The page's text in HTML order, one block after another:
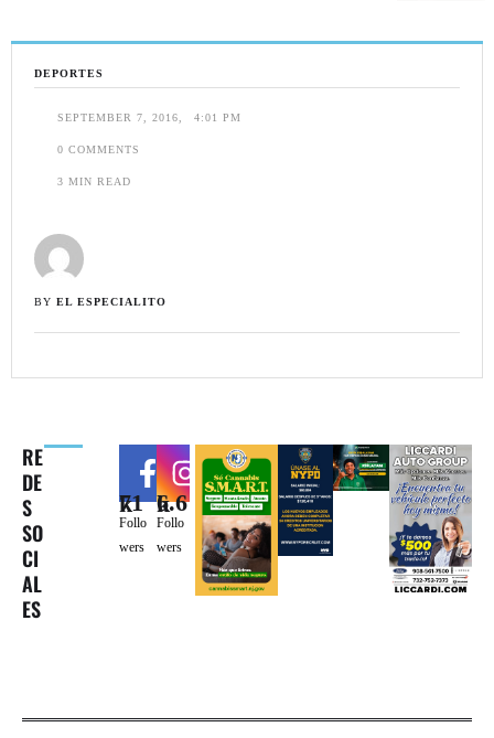
DEPORTES
SEPTEMBER 7, 2016 4:01 PM
0 COMMENTS
3 MIN READ
BY EL ESPECIALITO
RE
DE
S
SO
CI
AL
ES
71k
Follo
wers
6.6k
Follo
wers